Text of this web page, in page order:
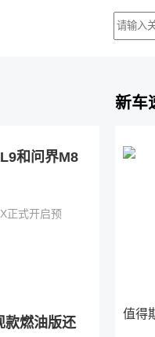
和问界M8
正式开启预
款燃油版还
新车
值得